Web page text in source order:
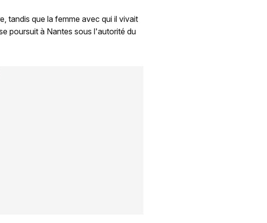
tandis que la femme avec qui il vivait
poursuit à Nantes sous l'autorité du